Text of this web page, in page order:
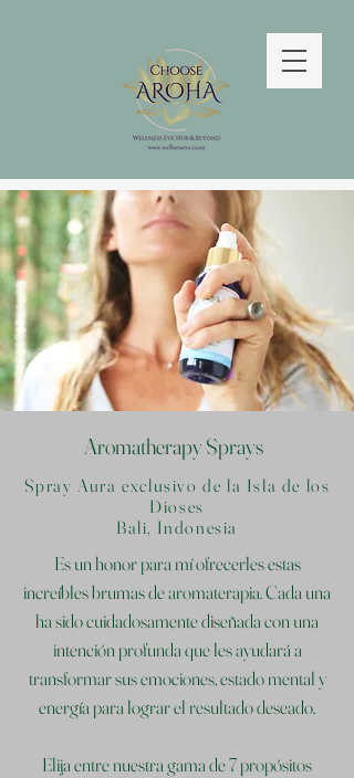
Aromatherapy Sprays
Spray Aura exclusivo de la Isla de los
Dioses
Bali, Indonesia
Es un honor para mí ofrecerles estas
increíbles brumas de aromaterapia. Cada una
ha sido cuidadosamente diseñada con una
intención profunda que les ayudará a
transformar sus emociones, estado mental y
energía para lograr el resultado deseado.
Elija entre nuestra gama de 7 propósitos